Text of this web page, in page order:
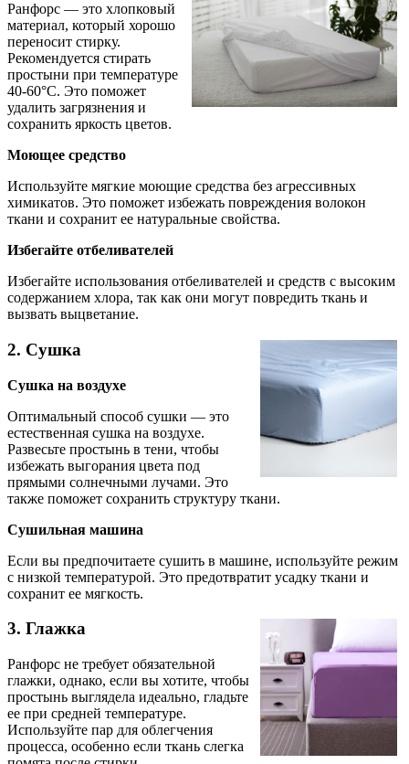
Ранфорс — это хлопковый
материал, который хорошо
переносит стирку.
Рекомендуется стирать
простыни при температуре
40-60°C. Это поможет
удалить загрязнения и
сохранить яркость цветов.
Моющее средство
Используйте мягкие моющие средства без агрессивных
химикатов. Это поможет избежать повреждения волокон
ткани и сохранит ее натуральные свойства.
Избегайте отбеливателей
Избегайте использования отбеливателей и средств с высоким
содержанием хлора, так как они могут повредить ткань и
вызвать выцветание.
2. Сушка
Сушка на воздухе
Оптимальный способ сушки — это
естественная сушка на воздухе.
Развесьте простынь в тени, чтобы
избежать выгорания цвета под
прямыми солнечными лучами. Это
также поможет сохранить структуру ткани.
Сушильная машина
Если вы предпочитаете сушить в машине, используйте режим
с низкой температурой. Это предотвратит усадку ткани и
сохранит ее мягкость.
3. Глажка
Ранфорс не требует обязательной
глажки, однако, если вы хотите, чтобы
простынь выглядела идеально, гладьте
ее при средней температуре.
Используйте пар для облегчения
процесса, особенно если ткань слегка